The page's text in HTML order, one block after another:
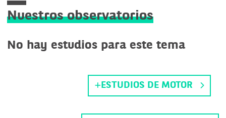
Nuestros observatorios
No hay estudios para este tema
ESTUDIOS DE MOTOR